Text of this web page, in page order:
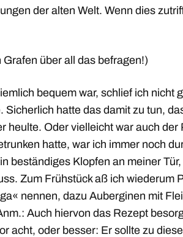
der alten Welt. Wenn dies
Grafen über all das befragen!)
bequem war, schlief ich nicht
Sicherlich hatte das damit zu tun,
heulte. Oder vielleicht war auch
hatte, war ich immer noch
beständiges Klopfen an meiner
Zum Frühstück aß ich wiederum
nennen, dazu Auberginen mit
Auch hiervon das Rezept
acht, oder besser: Er sollte zu